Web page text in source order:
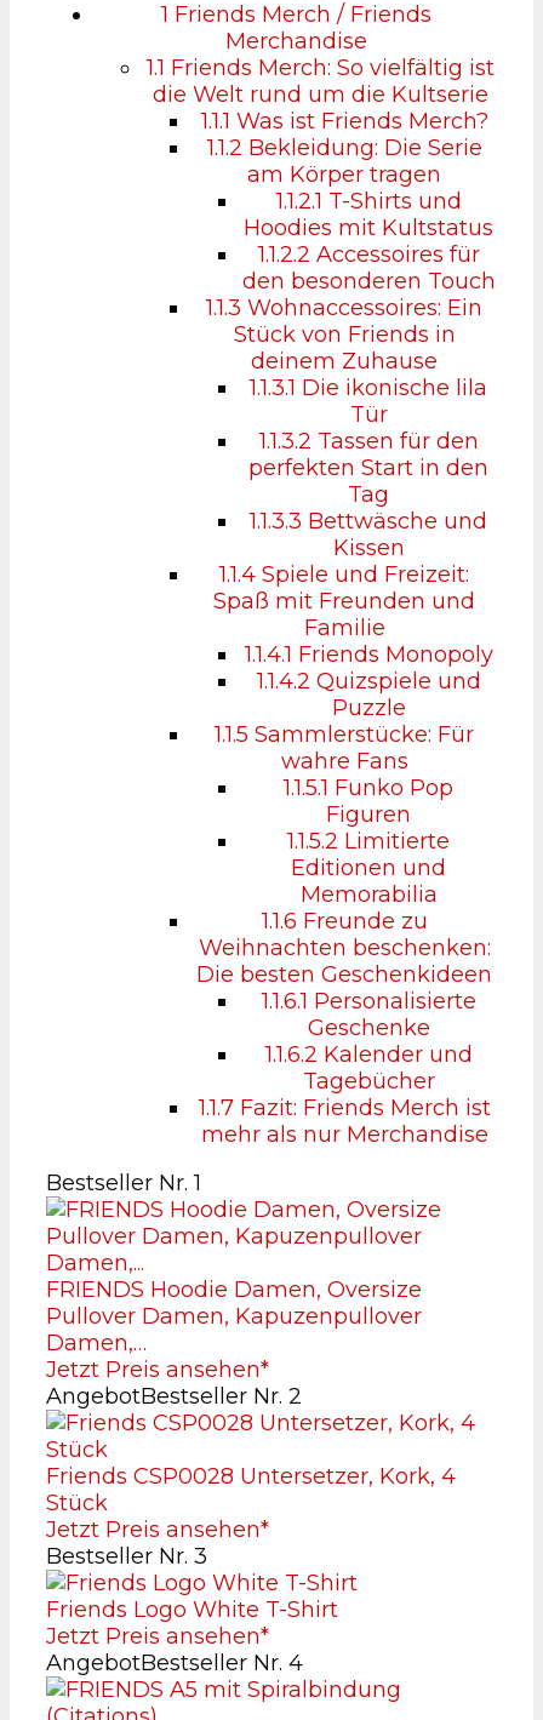
1 Friends Merch / Friends
Merchandise
1.1 Friends Merch: So vielfältig ist
die Welt rund um die Kultserie
1.1.1 Was ist Friends Merch?
1.1.2 Bekleidung: Die Serie
am Körper tragen
1.1.2.1 T-Shirts und
Hoodies mit Kultstatus
1.1.2.2 Accessoires für
den besonderen Touch
1.1.3 Wohnaccessoires: Ein
Stück von Friends in
deinem Zuhause
1.1.3.1 Die ikonische lila
Tür
1.1.3.2 Tassen für den
perfekten Start in den
Tag
1.1.3.3 Bettwäsche und
Kissen
1.1.4 Spiele und Freizeit:
Spaß mit Freunden und
Familie
1.1.4.1 Friends Monopoly
1.1.4.2 Quizspiele und
Puzzle
1.1.5 Sammlerstücke: Für
wahre Fans
1.1.5.1 Funko Pop
Figuren
1.1.5.2 Limitierte
Editionen und
Memorabilia
1.1.6 Freunde zu
Weihnachten beschenken:
Die besten Geschenkideen
1.1.6.1 Personalisierte
Geschenke
1.1.6.2 Kalender und
Tagebücher
1.1.7Fazit: Friends Merch ist
mehr als nur Merchandise
Bestseller Nr. 1
FRIENDS Hoodie Damen, Oversize
Pullover Damen, Kapuzenpullover
Damen,…
Jetzt Preis ansehen*
AngebotBestseller Nr. 2
Friends CSP0028 Untersetzer, Kork, 4
Stück
Jetzt Preis ansehen*
Bestseller Nr. 3
Friends Logo White T-Shirt
Jetzt Preis ansehen*
AngebotBestseller Nr. 4